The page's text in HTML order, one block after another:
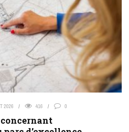
2026 416 0